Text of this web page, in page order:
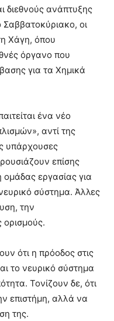
διεθνούς ανάπτυξης
Σαββατοκύριακο, οι
Χάγη, όπου
όργανο που
για τα Χημικά
ένα νέο
αντί της
υπάρχουσες
επίσης
εργασίας για
σύστημα. Άλλες
την
ότι η πρόοδος στις
το νευρικό σύστημα
Τονίζουν δε, ότι
επιστήμη, αλλά να
της.